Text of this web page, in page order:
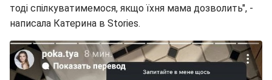
тоді спілкуватимемося, якщо їхня мама дозволить", -
написала Катерина в Stories.